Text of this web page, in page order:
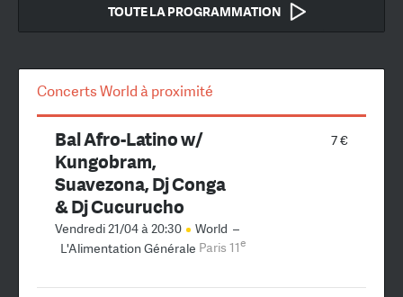
TOUTE LA PROGRAMMATION
Concerts World à proximité
7 €
Bal Afro-Latino w/
Kungobram,
Suavezona, Dj Conga
& Dj Cucurucho
Vendredi 21/04 à 20:30 World –
L'Alimentation Générale Paris 11e